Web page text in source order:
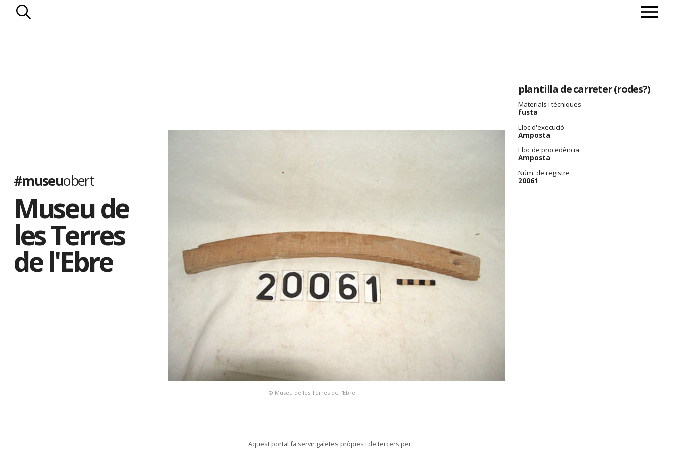
#museuobert
Museu de
les Terres
de l'Ebre
© Museu de les Terres de l'Ebre
plantilla de carreter (rodes?)
Materials i tècniques
fusta
Lloc d'execució
Amposta
Lloc de procedència
Amposta
Núm. de registre
20061
Aquest portal fa servir galetes pròpies i de tercers per